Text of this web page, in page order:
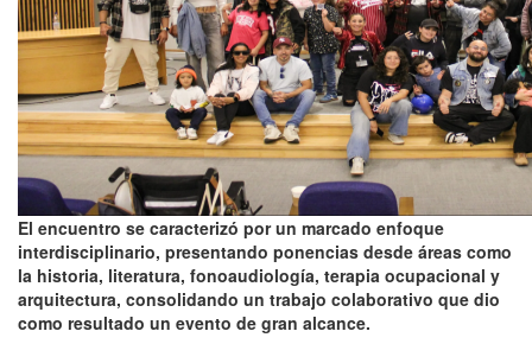
El encuentro se caracterizó por un marcado enfoque
interdisciplinario, presentando ponencias desde áreas como
la historia, literatura, fonoaudiología, terapia ocupacional y
arquitectura, consolidando un trabajo colaborativo que dio
como resultado un evento de gran alcance.